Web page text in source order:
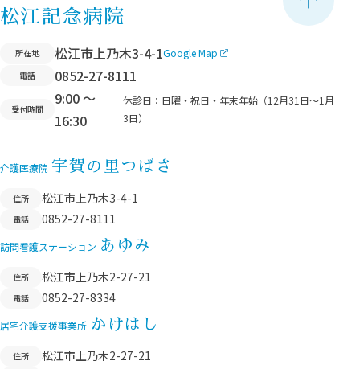
ペ
ッ
松江記念病院
所在地 松江市上乃木3-4-1Google Map
電話 0852-27-8111
受付時間
9:00 ～
16:30
休診日： 日曜・祝日・年末年始（12月31日〜1月
3日）
介護医療院 宇賀の里つばさ
住所 松江市上乃木3-4-1
電話 0852-27-8111
訪問看護ステーション あゆみ
住所 松江市上乃木2-27-21
電話 0852-27-8334
居宅介護支援事業所 かけはし
住所
松江市上乃木2-27-21